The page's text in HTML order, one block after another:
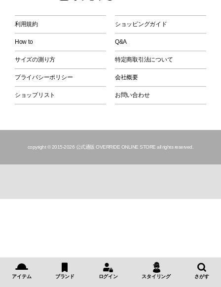
利用規約 ショッピングガイド
How to Q&A
サイズの測り方 特定商取引法について
プライバシーポリシー 会社概要
ショップリスト お問い合わせ
copyright © 2015-2026 公式通販 OVERRIDE ONLINE STORE all rights reserved.
アイテム ブランド ログイン スタイリング さがす